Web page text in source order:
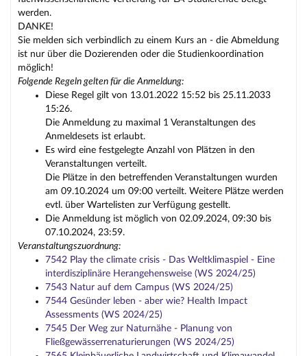
werden.
DANKE!
Sie melden sich verbindlich zu einem Kurs an - die Abmeldung
ist nur über die Dozierenden oder die Studienkoordination
möglich!
Folgende Regeln gelten für die Anmeldung:
Diese Regel gilt von 13.01.2022 15:52 bis 25.11.2033
15:26.
Die Anmeldung zu maximal 1 Veranstaltungen des
Anmeldesets ist erlaubt.
Es wird eine festgelegte Anzahl von Plätzen in den
Veranstaltungen verteilt.
Die Plätze in den betreffenden Veranstaltungen wurden
am 09.10.2024 um 09:00 verteilt. Weitere Plätze werden
evtl. über Wartelisten zur Verfügung gestellt.
Die Anmeldung ist möglich von 02.09.2024, 09:30 bis
07.10.2024, 23:59.
Veranstaltungszuordnung:
7542 Play the climate crisis - Das Weltklimaspiel - Eine
interdisziplinäre Herangehensweise (WS 2024/25)
7543 Natur auf dem Campus (WS 2024/25)
7544 Gesünder leben - aber wie? Health Impact
Assessments (WS 2024/25)
7545 Der Weg zur Naturnähe - Planung von
Fließgewässerrenaturierungen (WS 2024/25)